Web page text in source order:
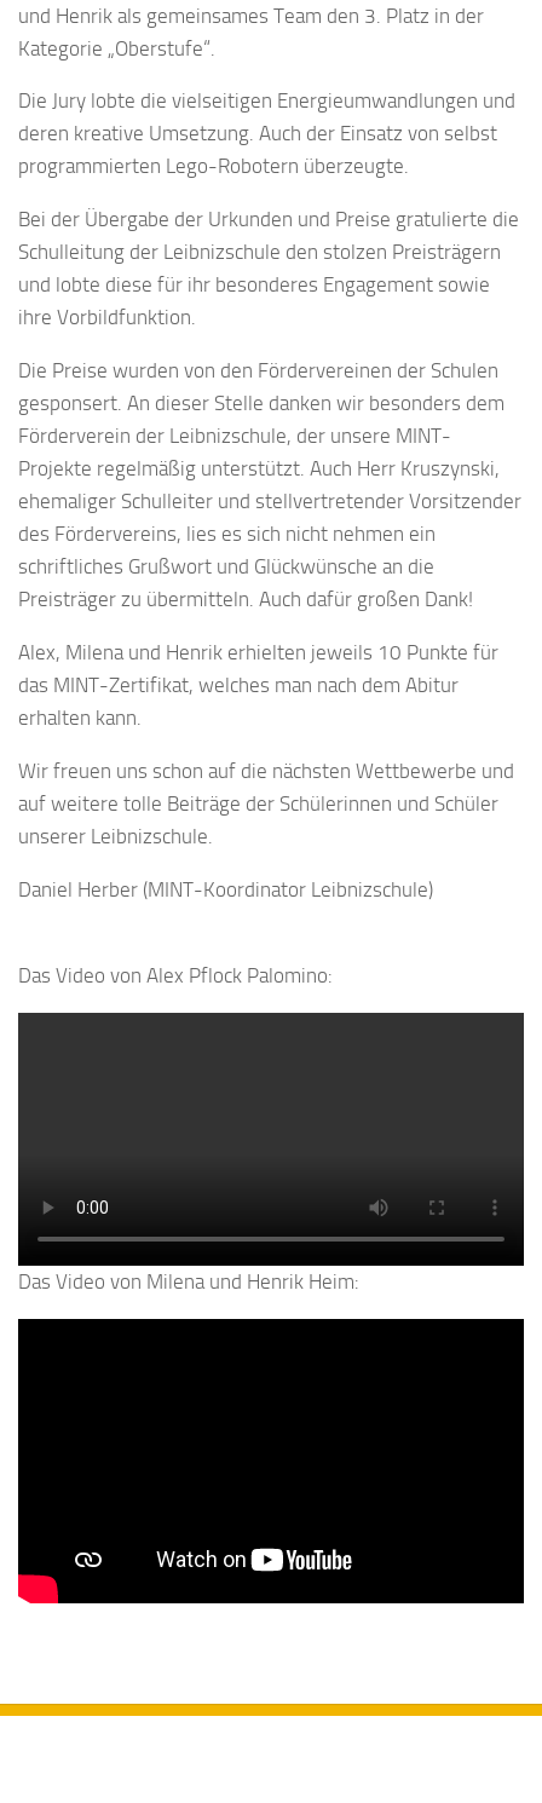
und Henrik als gemeinsames Team den 3. Platz in der
Kategorie „Oberstufe“.
Die Jury lobte die vielseitigen Energieumwandlungen und
deren kreative Umsetzung. Auch der Einsatz von selbst
programmierten Lego-Robotern überzeugte.
Bei der Übergabe der Urkunden und Preise gratulierte die
Schulleitung der Leibnizschule den stolzen Preisträgern
und lobte diese für ihr besonderes Engagement sowie
ihre Vorbildfunktion.
Die Preise wurden von den Fördervereinen der Schulen
gesponsert. An dieser Stelle danken wir besonders dem
Förderverein der Leibnizschule, der unsere MINT-
Projekte regelmäßig unterstützt. Auch Herr Kruszynski,
ehemaliger Schulleiter und stellvertretender Vorsitzender
des Fördervereins, lies es sich nicht nehmen ein
schriftliches Grußwort und Glückwünsche an die
Preisträger zu übermitteln. Auch dafür großen Dank!
Alex, Milena und Henrik erhielten jeweils 10 Punkte für
das MINT-Zertifikat, welches man nach dem Abitur
erhalten kann.
Wir freuen uns schon auf die nächsten Wettbewerbe und
auf weitere tolle Beiträge der Schülerinnen und Schüler
unserer Leibnizschule.
Daniel Herber (MINT-Koordinator Leibnizschule)
Das Video von Alex Pflock Palomino:
Das Video von Milena und Henrik Heim: